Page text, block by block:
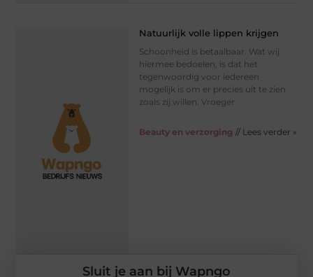
Natuurlijk volle lippen krijgen
Schoonheid is betaalbaar. Wat wij
hiermee bedoelen, is dat het
tegenwoordig voor iedereen
mogelijk is om er precies uit te zien
zoals zij willen. Vroeger
Beauty en verzorging // Lees verder »
Sluit je aan bij Wapngo